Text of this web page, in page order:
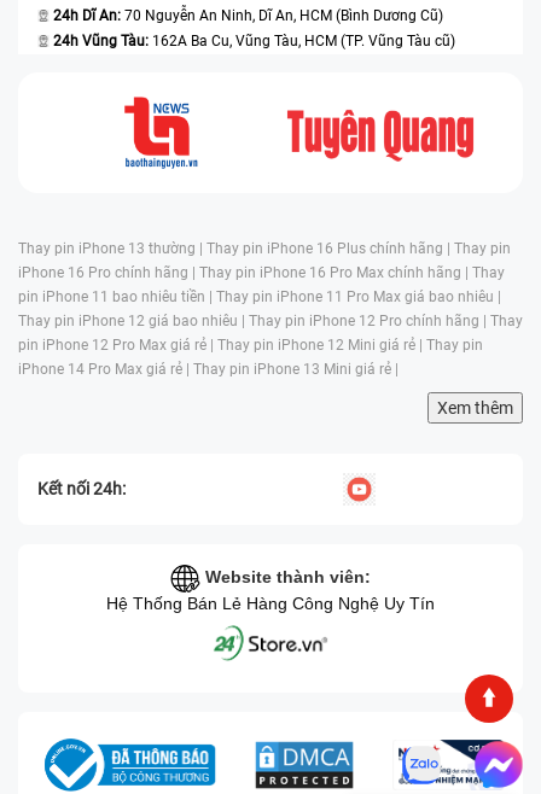
24h Dĩ An: 70 Nguyễn An Ninh, Dĩ An, HCM (Bình Dương Cũ)
24h Vũng Tàu: 162A Ba Cu, Vũng Tàu, HCM (TP. Vũng Tàu cũ)
Thay pin iPhone 13 thường | Thay pin iPhone 16 Plus chính hãng | Thay pin
iPhone 16 Pro chính hãng | Thay pin iPhone 16 Pro Max chính hãng | Thay
pin iPhone 11 bao nhiêu tiền | Thay pin iPhone 11 Pro Max giá bao nhiêu |
Thay pin iPhone 12 giá bao nhiêu | Thay pin iPhone 12 Pro chính hãng | Thay
pin iPhone 12 Pro Max giá rẻ | Thay pin iPhone 12 Mini giá rẻ | Thay pin
iPhone 14 Pro Max giá rẻ | Thay pin iPhone 13 Mini giá rẻ |
Xem thêm
Kết nối 24h:
Website thành viên:
Hệ Thống Bán Lẻ Hàng Công Nghệ Uy Tín